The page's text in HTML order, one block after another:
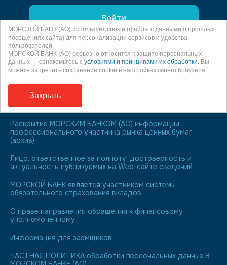
Войти
Информация о процентных ставках по договорам
банковского вклада с физическими лицами
раскрытие корпоративной информации МОРСКОГО
БАНКА (АО)
Раскрытие МОРСКИМ БАНКОМ (АО) информации
профессионального участника рынка ценных бумаг
(архив)
Лицо, ответственное за полноту, достоверность и
актуальность публикуемых на Web-сайте сведений
МОРСКОЙ БАНК является участником системы
обязательного страхования вкладов
О праве направления обращения к финансовому
уполномоченному
Информация для заемщиков
ЧАСТНАЯ ПОЛИТИКА обработки персональных данных В
МОРСКОЙ БАНК (АО) использует cookie (файлы с данными о прошлых
посещениях сайта) для персонализации сервисов и удобства
пользователей.
МОРСКОЙ БАНК (АО) серьезно относится к защите персональных
данных — ознакомьтесь с условиями и принципами их обработки. Вы
можете запретить сохранение cookie в настройках своего браузера.
Закрыть